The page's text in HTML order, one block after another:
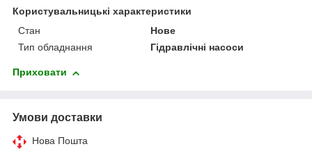
Користувальницькі характеристики
Стан
Нове
Тип обладнання
Гідравлічні насоси
Приховати
Умови доставки
Нова Пошта